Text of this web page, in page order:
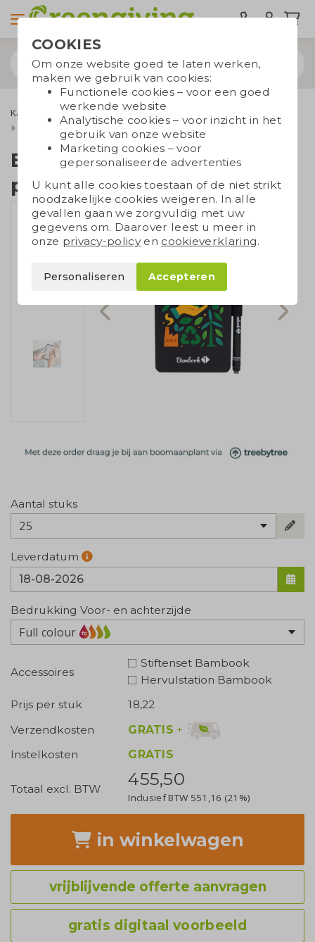
Kantoorartikelen Uitwisbare notitieboekjes
Bambook softcover pocket
Bambook softcover
pocket
Aantal stuks
25
Leverdatum
Bedrukking Voor- en achterzijde
Full colour
Accessoires
Stiftenset Bambook
Hervulstation Bambook
Prijs per stuk
18,22
Verzendkosten
GRATIS +
Instelkosten
GRATIS
Totaal excl. BTW 455,50
Inclusief BTW 551,16 (21%)
in winkelwagen
vrijblijvende offerte aanvragen
gratis digitaal voorbeeld
COOKIES
Om onze website goed te laten werken,
maken we gebruik van cookies:
Functionele cookies – voor een goed
werkende website
Analytische cookies – voor inzicht in het
gebruik van onze website
Marketing cookies – voor
gepersonaliseerde advertenties
U kunt alle cookies toestaan of de niet strikt
noodzakelijke cookies weigeren. In alle
gevallen gaan we zorgvuldig met uw
gegevens om. Daarover leest u meer in
onze privacy-policyen cookieverklaring.
Personaliseren Accepteren